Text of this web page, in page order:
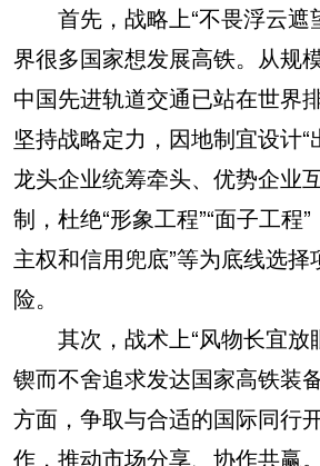
首先，战略上“不畏浮云遮
界很多国家想发展高铁。从规
中国先进轨道交通已站在世界
坚持战略定力，因地制宜设计“
龙头企业统筹牵头、优势企业
制，杜绝“形象工程”“面子工程
主权和信用兜底”等为底线选
险。
其次，战术上“风物长宜放
锲而不舍追求发达国家高铁装
方面，争取与合适的国际同行
作，推动市场分享、协作共赢。